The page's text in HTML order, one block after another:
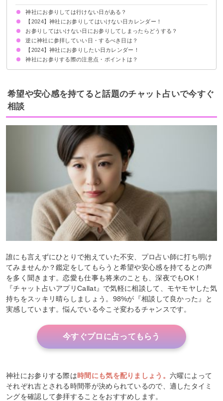
神社にお参りしては行けない日がある？
不成就日：何事も成就しない縁起が悪い日
赤口：午前11時から午後1時の間だけなら可
鬼宿日：婚礼関係はNG
仏滅：気になるなら避けたほうがいい
忌中
【2024】神社にお参りしてはいけない日カレンダー！
1月
2月
3月
4月
5月
6月
7月
8月
9月
10月
11月
12月
お参りしてはいけない日にお参りしてしまったらどうする？
特に気にする必要はない
気になるなら吉日に再度お参りしよう
逆に神社に参拝していい日・するべき日は？
一粒万倍日：新たなスタートに最適
天赦日：受験などここぞのお願いに
大安：祝事にピッタリ
寅の日・巳の日：金運UPへ
【2024】神社にお参りしたい日カレンダー！
1月
2月
3月
4月
5月
6月
7月
8月
9月
10月
11月
12月
神社にお参りする際の注意点・ポイントは？
参拝ルール・マナーを守る
参拝時間に気をつける
神社に歓迎されていないサインを受け取った時は参拝しないほうがよい
希望や安心感を持てると話題のチャット占いで今すぐ
相談
誰にも言えずにひとりで抱えていた不安、プロ占い師に打ち明け
てみませんか？鑑定をしてもらうと希望や安心感を持てるとの声
を多く聞きます。恋愛も仕事も将来のことも、深夜でもOK！
『チャット占いアプリCallat』で気軽に相談して、モヤモヤした気
持ちをスッキリ晴らしましょう。98%が『相談して良かった』と
実感しています。悩んでいる今こそ変わるチャンスです。
今すぐプロに占ってもらう
神社にお参りする際は時間にも気を配りましょう。 六曜によって
それぞれ吉とされる時間帯が決められているので、適したタイミ
ングを確認して参拝することをおすすめします。